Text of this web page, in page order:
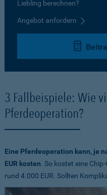
Liebling berechnen?
Angebot anfordern
3 Fallbeispiele: Wie
Pferdeoperation?
Eine Pferdeoperation kann, je
EUR kosten. So kostet eine
rund 4.000 EUR. Sollten